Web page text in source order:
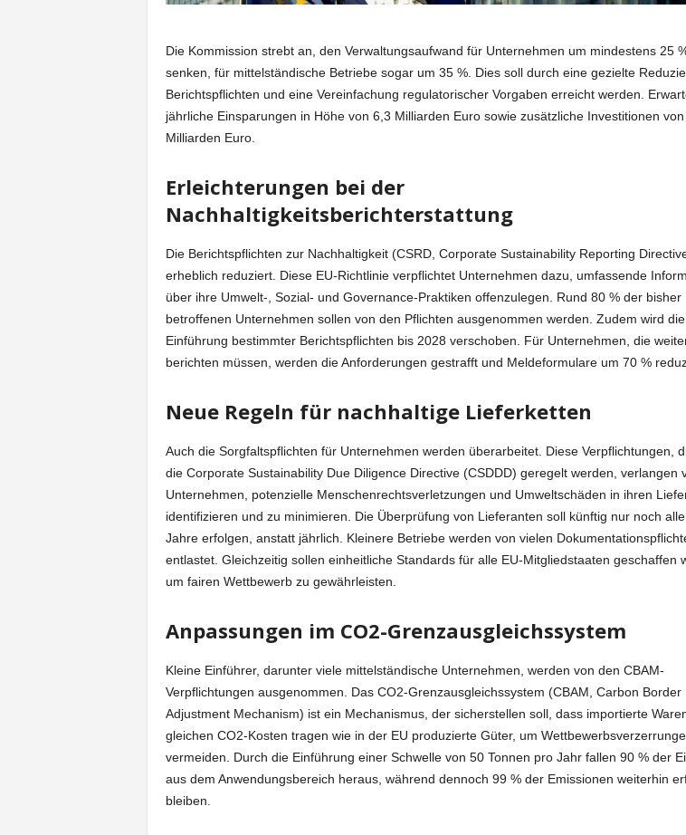
Die Kommission strebt an, den Verwaltungsaufwand für Unternehmen um mindestens 25
senken, für mittelständische Betriebe sogar um 35 %. Dies soll durch eine gezielte
Berichtspflichten und eine Vereinfachung regulatorischer Vorgaben erreicht werden.
jährliche Einsparungen in Höhe von 6,3 Milliarden Euro sowie zusätzliche Investitionen
Milliarden Euro.
Erleichterungen bei der
Nachhaltigkeitsberichterstattung
Die Berichtspflichten zur Nachhaltigkeit (CSRD, Corporate Sustainability Reporting
erheblich reduziert. Diese EU-Richtlinie verpflichtet Unternehmen dazu, umfassende
über ihre Umwelt-, Sozial- und Governance-Praktiken offenzulegen. Rund 80 % der bisher
betroffenen Unternehmen sollen von den Pflichten ausgenommen werden. Zudem wird die
Einführung bestimmter Berichtspflichten bis 2028 verschoben. Für Unternehmen, die
berichten müssen, werden die Anforderungen gestrafft und Meldeformulare um 70 %
Neue Regeln für nachhaltige Lieferketten
Auch die Sorgfaltspflichten für Unternehmen werden überarbeitet. Diese Verpflichtungen,
die Corporate Sustainability Due Diligence Directive (CSDDD) geregelt werden, verlangen
Unternehmen, potenzielle Menschenrechtsverletzungen und Umweltschäden in ihren
identifizieren und zu minimieren. Die Überprüfung von Lieferanten soll künftig nur noch
Jahre erfolgen, anstatt jährlich. Kleinere Betriebe werden von vielen
entlastet. Gleichzeitig sollen einheitliche Standards für alle EU-Mitgliedstaaten geschaffen
um fairen Wettbewerb zu gewährleisten.
Anpassungen im CO2-Grenzausgleichssystem
Kleine Einführer, darunter viele mittelständische Unternehmen, werden von den CBAM-
Verpflichtungen ausgenommen. Das CO2-Grenzausgleichssystem (CBAM, Carbon Border
Adjustment Mechanism) ist ein Mechanismus, der sicherstellen soll, dass importierte
gleichen CO2-Kosten tragen wie in der EU produzierte Güter, um
vermeiden. Durch die Einführung einer Schwelle von 50 Tonnen pro Jahr fallen 90 % der
aus dem Anwendungsbereich heraus, während dennoch 99 % der Emissionen weiterhin
bleiben.